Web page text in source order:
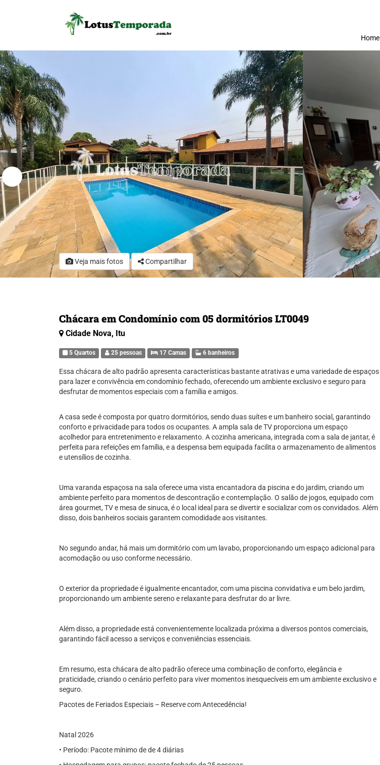
Home
Veja mais fotos Compartilhar
Chácara em Condomínio com 05 dormitórios LT0049
Cidade Nova, Itu
5 Quartos 25 pessoas 17 Camas 6 banheiros
Essa chácara de alto padrão apresenta características bastante atrativas e uma variedade de espaços
para lazer e convivência em condomínio fechado, oferecendo um ambiente exclusivo e seguro para
desfrutar de momentos especiais com a família e amigos.
A casa sede é composta por quatro dormitórios, sendo duas suítes e um banheiro social, garantindo
conforto e privacidade para todos os ocupantes. A ampla sala de TV proporciona um espaço
acolhedor para entretenimento e relaxamento. A cozinha americana, integrada com a sala de jantar, é
perfeita para refeições em família, e a despensa bem equipada facilita o armazenamento de alimentos
e utensílios de cozinha.
Uma varanda espaçosa na sala oferece uma vista encantadora da piscina e do jardim, criando um
ambiente perfeito para momentos de descontração e contemplação. O salão de jogos, equipado com
área gourmet, TV e mesa de sinuca, é o local ideal para se divertir e socializar com os convidados. Além
disso, dois banheiros sociais garantem comodidade aos visitantes.
No segundo andar, há mais um dormitório com um lavabo, proporcionando um espaço adicional para
acomodação ou uso conforme necessário.
O exterior da propriedade é igualmente encantador, com uma piscina convidativa e um belo jardim,
proporcionando um ambiente sereno e relaxante para desfrutar do ar livre.
Além disso, a propriedade está convenientemente localizada próxima a diversos pontos comerciais,
garantindo fácil acesso a serviços e conveniências essenciais.
Em resumo, esta chácara de alto padrão oferece uma combinação de conforto, elegância e
praticidade, criando o cenário perfeito para viver momentos inesquecíveis em um ambiente exclusivo e
seguro.
Pacotes de Feriados Especiais – Reserve com Antecedência!
Natal 2026
• Período: Pacote mínimo de de 4 diárias